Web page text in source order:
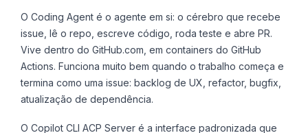
O Coding Agent é o agente em si: o cérebro que recebe
issue, lê o repo, escreve código, roda teste e abre PR.
Vive dentro do GitHub.com, em containers do GitHub
Actions. Funciona muito bem quando o trabalho começa e
termina como uma issue: backlog de UX, refactor, bugfix,
atualização de dependência.
O Copilot CLI ACP Server é a interface padronizada que